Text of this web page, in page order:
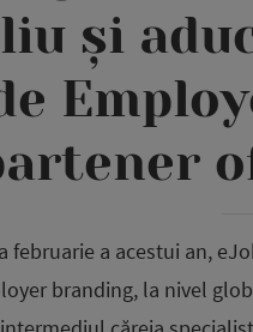
și
februarie a acestui an,
branding, la nivel